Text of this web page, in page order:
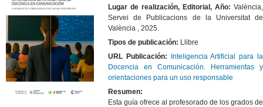
Lugar de realización, Editorial, Año: València,
Servei de Publicacions de la Universitat de
València , 2025.
Tipos de publicación: Llibre
URL Publicación: Inteligencia Artificial para la
Docencia en Comunicación. Herramientas y
orientaciones para un uso responsable
Resumen:
Esta guía ofrece al profesorado de los grados de